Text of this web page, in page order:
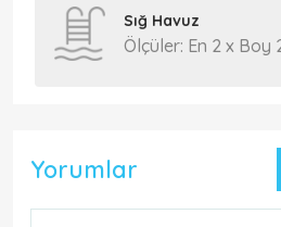
Sığ Havuz
Ölçüler: En 2 x Boy
Yorumlar